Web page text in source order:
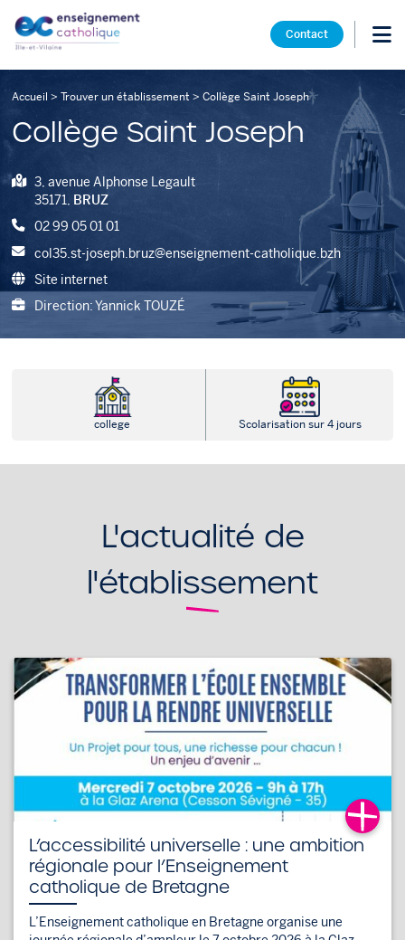
Contact
Accueil > Trouver un établissement > Collège Saint Joseph
Collège Saint Joseph
3, avenue Alphonse Legault
35171, BRUZ
02 99 05 01 01
col35.st-joseph.bruz@enseignement-catholique.bzh
Site internet
Direction: Yannick TOUZÉ
college Scolarisation sur 4 jours
L'actualité de
l'établissement
L’accessibilité universelle : une ambition
régionale pour l’Enseignement
catholique de Bretagne
L’Enseignement catholique en Bretagne organise une